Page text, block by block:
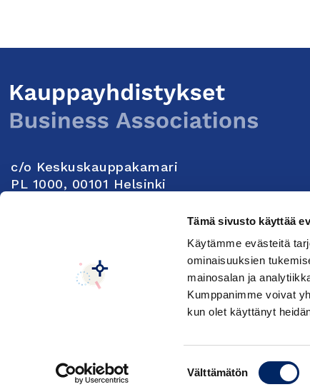
Tämä sivusto käyttää
Käytämme evästeitä
ominaisuuksien
mainosalan ja
Kumppanimme voivat
kun olet käyttänyt
Välttämätön
c/o Keskuskauppakamari
PL 1000, 00101 Helsinki
Keskuskauppakamarin tietosuojaseloste